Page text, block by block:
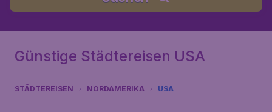
Günstige Städtereisen USA
STÄDTEREISEN NORDAMERIKA USA